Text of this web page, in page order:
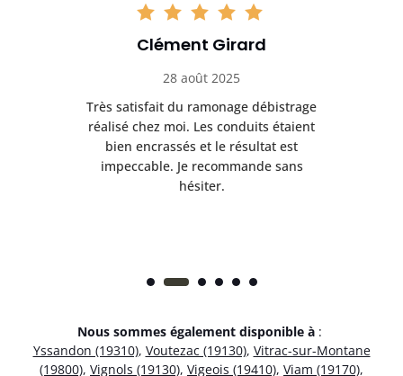
Clément Girard
28 août 2025
Très satisfait du ramonage débistrage
réalisé chez moi. Les conduits étaient
bien encrassés et le résultat est
impeccable. Je recommande sans
hésiter.
Nous sommes également disponible à :
Yssandon (19310), Voutezac (19130), Vitrac-sur-Montane
(19800), Vignols (19130), Vigeois (19410), Viam (19170),